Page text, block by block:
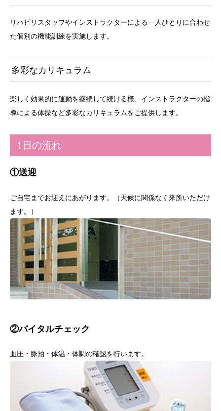
リハビリスタッフやインストラクターによる一人ひとりに合わせ
た個別の機能訓練を実施します。
多彩なカリキュラム
楽しく効果的に運動を継続して続ける様、インストラクターの指
導による体操など多彩なカリキュラムをご提供します。
1日の流れ
①送迎
ご自宅までお迎えにあがります。（天候に関係なく来所いただけ
ます。）
②バイタルチェック
血圧・脈拍・体温・体調の確認を行います。